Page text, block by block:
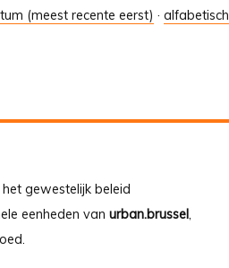
(meest recente eerst) · alfabetisch
gewestelijk beleid
eenheden van urban.brussel,